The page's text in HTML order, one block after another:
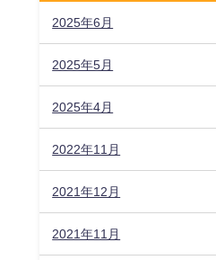
2025年6月
2025年5月
2025年4月
2022年11月
2021年12月
2021年11月